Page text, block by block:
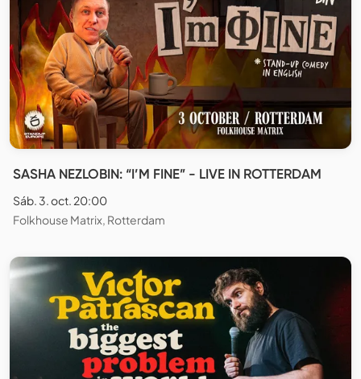
SASHA NEZLOBIN: “I’M FINE” - LIVE IN ROTTERDAM
Sáb. 3. oct. 20:00
Folkhouse Matrix, Rotterdam